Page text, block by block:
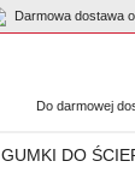
Darmowa dostawa
Do darmowej
GUMKI DO